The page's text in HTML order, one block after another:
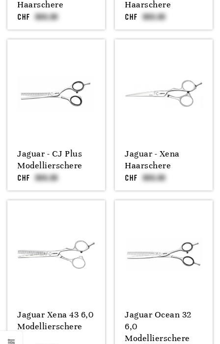
Haarschere
CHF
Haarschere
CHF
Jaguar - CJ Plus
Modellierschere
CHF
Jaguar - Xena
Haarschere
CHF
Jaguar Xena 43 6,0
Modellierschere
Jaguar Ocean 32
6,0
Modellierschere